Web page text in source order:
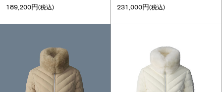
189,200円(税込) 231,000円(税込)